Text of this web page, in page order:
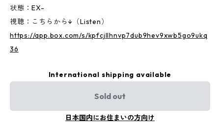
状態：EX-
視聴：こちらから↓（Listen）
https://app.box.com/s/kpfcjllhnvp7dub9hev9xwb5go9ukq
36
International shipping available
Sold out
日本国内にお住まいの方向け